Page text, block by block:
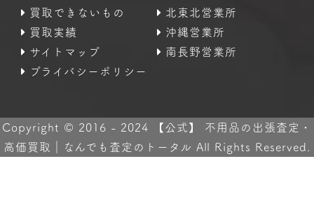
買取できないもの
買取実績
サイトマップ
プライバシーポリシー
北東北営業所
沖縄営業所
南長野営業所
Copyright © 2016 - 2024 【公式】 不用品の出張査定・
高価買取｜なんでも査定のトータル All Rights Reserved.